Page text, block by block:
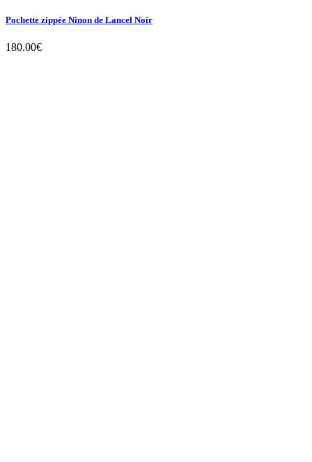
Pochette zippée Ninon de Lancel Noir
180.00€